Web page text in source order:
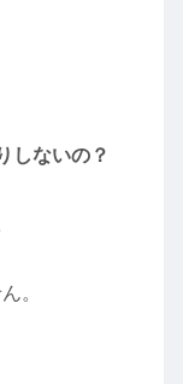
しないの？
。